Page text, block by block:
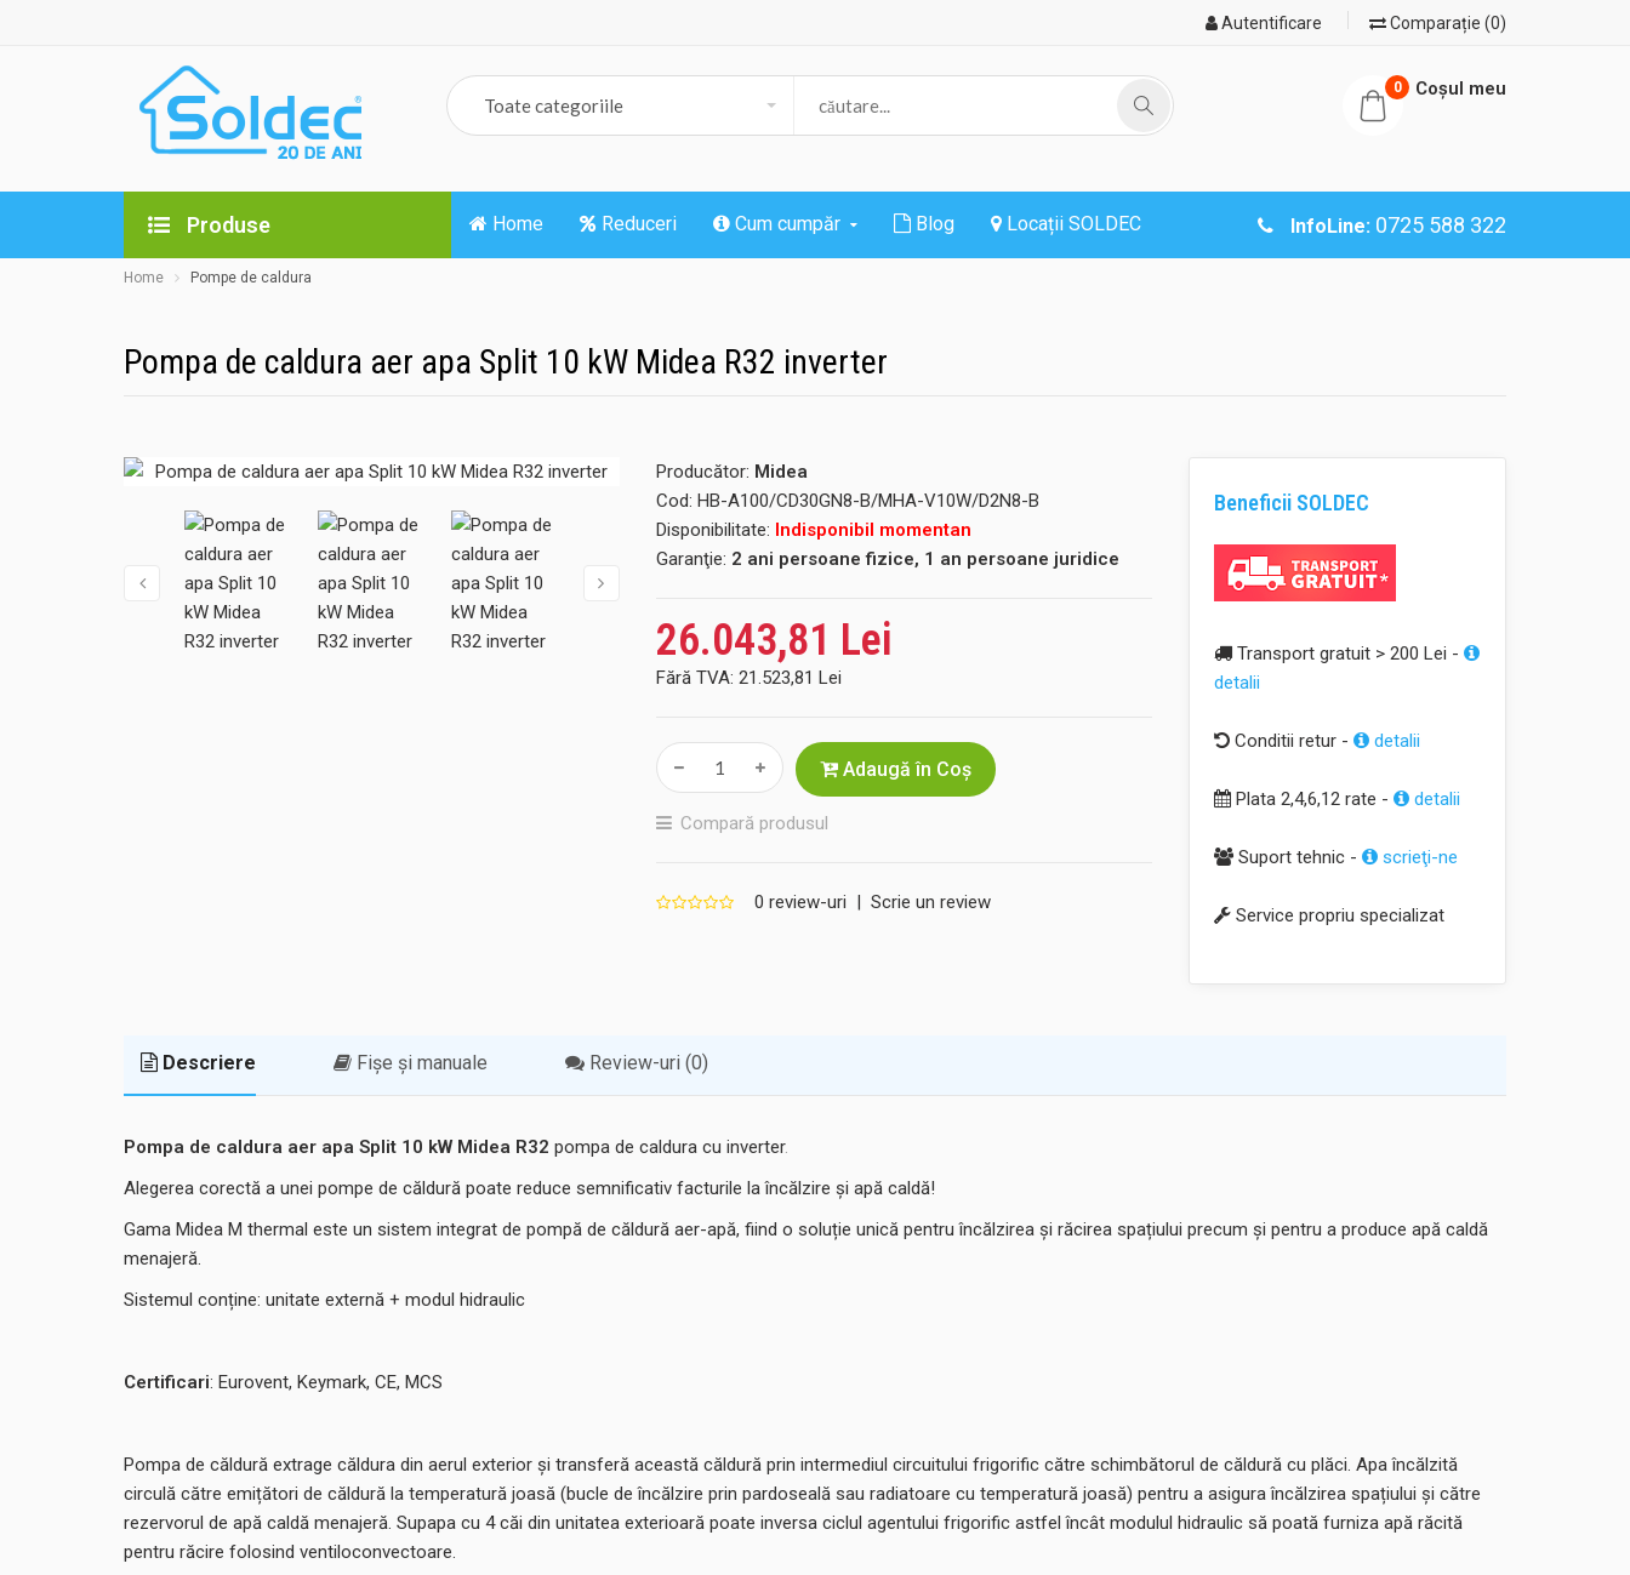
Autentificare Comparație (0)
0 Coşul meu
Produse Home Reduceri Cum cumpăr Blog InfoLine: 0725 588 322
Locații SOLDEC
Home Pompe de caldura
Pompa de caldura aer apa Split 10 kW Midea R32 inverter
Producător: Midea
Cod: HB-A100/CD30GN8-B/MHA-V10W/D2N8-B
Disponibilitate: Indisponibil momentan
Garanţie: 2 ani persoane fizice, 1 an persoane juridice
26.043,81 Lei
Fără TVA: 21.523,81 Lei
Adaugă în Coş
Compară produsul
0 review-uri | Scrie un review
Beneficii SOLDEC
Transport gratuit > 200 Lei -
detalii
Conditii retur - detalii
Plata 2,4,6,12 rate - detalii
Suport tehnic - scrieţi-ne
Service propriu specializat
Descriere Fișe și manuale Review-uri (0)
Pompa de caldura aer apa Split 10 kW Midea R32 pompa de caldura cu inverter.
Alegerea corectă a unei pompe de căldură poate reduce semnificativ facturile la încălzire și apă caldă!
Gama Midea M thermal este un sistem integrat de pompă de căldură aer-apă, fiind o soluție unică pentru încălzirea și răcirea spațiului precum și pentru a produce apă caldă
menajeră.
Sistemul conține: unitate externă + modul hidraulic
Certificari: Eurovent, Keymark, CE, MCS
Pompa de căldură extrage căldura din aerul exterior și transferă această căldură prin intermediul circuitului frigorific către schimbătorul de căldură cu plăci. Apa încălzită
circulă către emițători de căldură la temperatură joasă (bucle de încălzire prin pardoseală sau radiatoare cu temperatură joasă) pentru a asigura încălzirea spațiului și către
rezervorul de apă caldă menajeră. Supapa cu 4 căi din unitatea exterioară poate inversa ciclul agentului frigorific astfel încât modulul hidraulic să poată furniza apă răcită
pentru răcire folosind ventiloconvectoare.